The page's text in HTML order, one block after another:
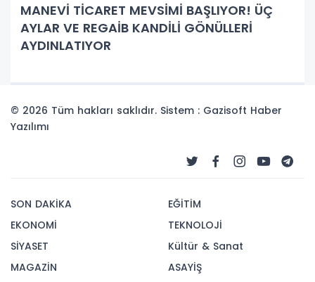
MANEVİ TİCARET MEVSİMİ BAŞLIYOR! ÜÇ
AYLAR VE REGAİB KANDİLİ GÖNÜLLERİ
AYDINLATIYOR
© 2026 Tüm hakları saklıdır. Sistem : Gazisoft Haber
Yazılımı
SON DAKİKA
EKONOMİ
SİYASET
MAGAZİN
EĞİTİM
TEKNOLOJİ
Kültür & Sanat
ASAYİŞ